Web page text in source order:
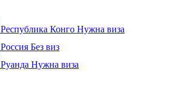
Республика Конго Нужна виза
Россия Без виз
Руанда Нужна виза